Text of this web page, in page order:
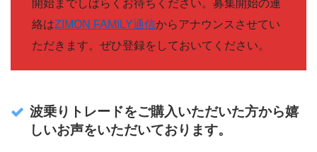
開始までしばらくお待ちください。募集開始の連
絡はZIMON FAMILY通信からアナウンスさせてい
ただきます。ぜひ登録をしておいてください。
波乗りトレードをご購入いただいた方から嬉
しいお声をいただいております。